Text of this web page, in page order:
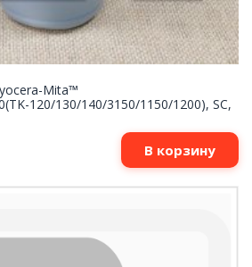
Mita™
120/130/140/3150/1150/1200), SC,
В корзину